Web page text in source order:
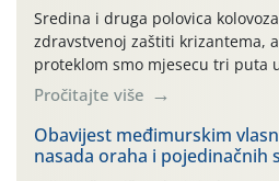
Sredina i druga polovica
zdravstvenoj zaštiti krizantema,
proteklom smo mjesecu tri puta
preventivnim mjerama zaštite
uzročnika bolesti, štetnika i fito-
06.7.)! Na početku ovog mjeseca
povijesno i ekstremno vruće
Pročitajte više
Obavijest međimurskim
nasada oraha i pojedinačnih